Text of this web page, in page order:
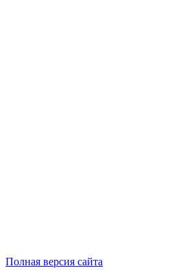
Полная версия сайта